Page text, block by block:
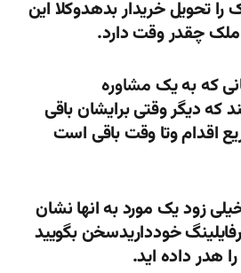
تحویل خریدار بدهدوکلا این
ملک چقدر وقت دارد.
که به یکمشاوره
که دیگر وقتی برایشان باقی
اقدام وتا وقت باقی است
زود یک مورد به انها نشان
خودداریدسخن بگویید
هدر داده اید.